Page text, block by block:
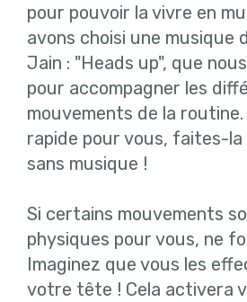
pour pouvoir la vivre en
avons choisi une musique
Jain : "Heads up", que
pour accompagner les
mouvements de la
rapide pour vous, faites-
sans musique !
Si certains mouvements
physiques pour vous, ne
Imaginez que vous les
votre tête ! Cela activera